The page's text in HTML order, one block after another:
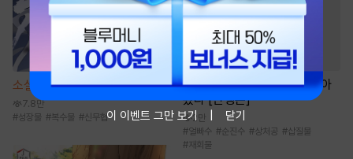
소설 신객 [단행본]
7.8만
#성장물 #복수물 #신무협
소설 [BL] 죽은 첫사랑이 돌아
왔다 [단행본]
2만
#얼빠수 #순진수 #상처공 #삽질물
#재회물
이 이벤트 그만 보기 닫기